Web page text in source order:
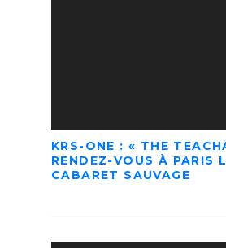
KRS-ONE : « THE
RENDEZ-VOUS À PARIS
CABARET SAUVAGE